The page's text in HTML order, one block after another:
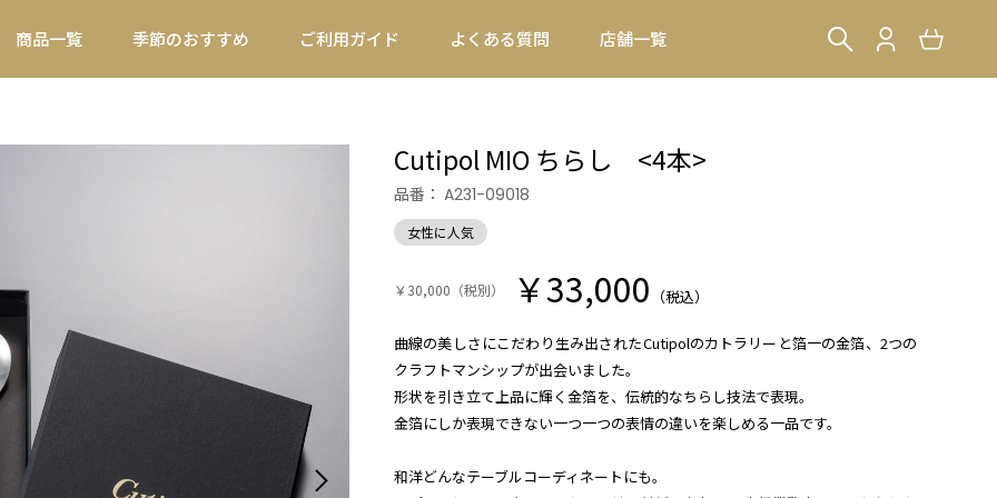
商品一覧 季節のおすすめ ご利用ガイド よくある質問 店舗一覧
Cutipol MIO ちらし <4本>
品番： A231-09018
女性に人気
￥30,000 （税別） ￥33,000 （税込）
曲線の美しさにこだわり生み出されたCutipolのカトラリーと箔一の金箔、2つの
クラフトマンシップが出会いました。
形状を引き立て上品に輝く金箔を、伝統的なちらし技法で表現。
金箔にしか表現できない一つ一つの表情の違いを楽しめる一品です。
和洋どんなテーブルコーディネートにも。